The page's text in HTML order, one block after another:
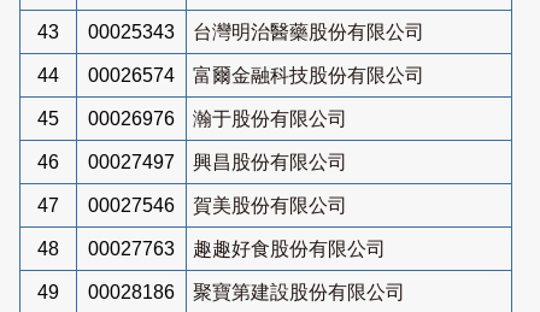
43 00025343 台灣明治醫藥股份有限公司
44 00026574 富爾金融科技股份有限公司
45 00026976 瀚于股份有限公司
46 00027497 興昌股份有限公司
47 00027546 賀美股份有限公司
48 00027763 趣趣好食股份有限公司
49 00028186 聚寶第建設股份有限公司